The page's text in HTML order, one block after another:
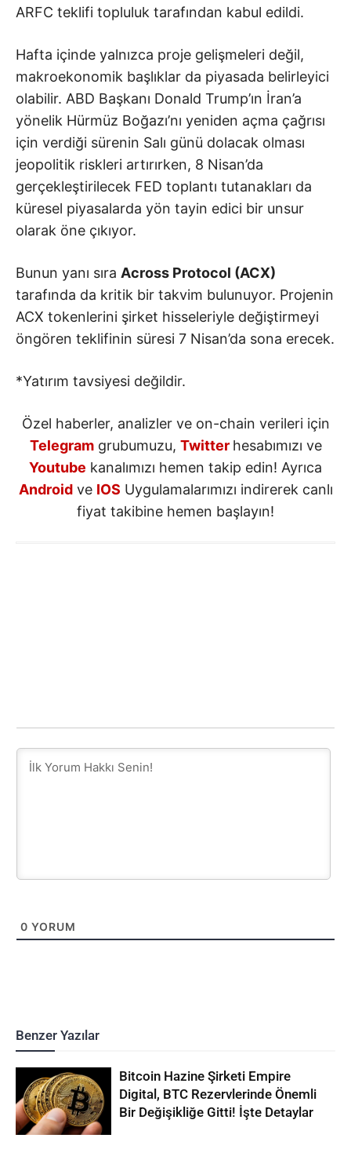
ARFC teklifi topluluk tarafından kabul edildi.
Hafta içinde yalnızca proje gelişmeleri değil,
makroekonomik başlıklar da piyasada belirleyici
olabilir. ABD Başkanı Donald Trump’ın İran’a
yönelik Hürmüz Boğazı’nı yeniden açma çağrısı
için verdiği sürenin Salı günü dolacak olması
jeopolitik riskleri artırırken, 8 Nisan’da
gerçekleştirilecek FED toplantı tutanakları da
küresel piyasalarda yön tayin edici bir unsur
olarak öne çıkıyor.
Bunun yanı sıra Across Protocol (ACX)
tarafında da kritik bir takvim bulunuyor. Projenin
ACX tokenlerini şirket hisseleriyle değiştirmeyi
öngören teklifinin süresi 7 Nisan’da sona erecek.
*Yatırım tavsiyesi değildir.
Özel haberler, analizler ve on-chain verileri için
Telegramgrubumuzu, Twitter hesabımızı ve
Youtube kanalımızı hemen takip edin! Ayrıca
Androidve IOS Uygulamalarımızı indirerek canlı
fiyat takibine hemen başlayın!
0 YORUM
Benzer Yazılar
Bitcoin Hazine Şirketi Empire
Digital, BTC Rezervlerinde Önemli
Bir Değişikliğe Gitti! İşte Detaylar